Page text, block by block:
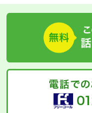
お仕事して頂ける現場で
ような環境になるよう努